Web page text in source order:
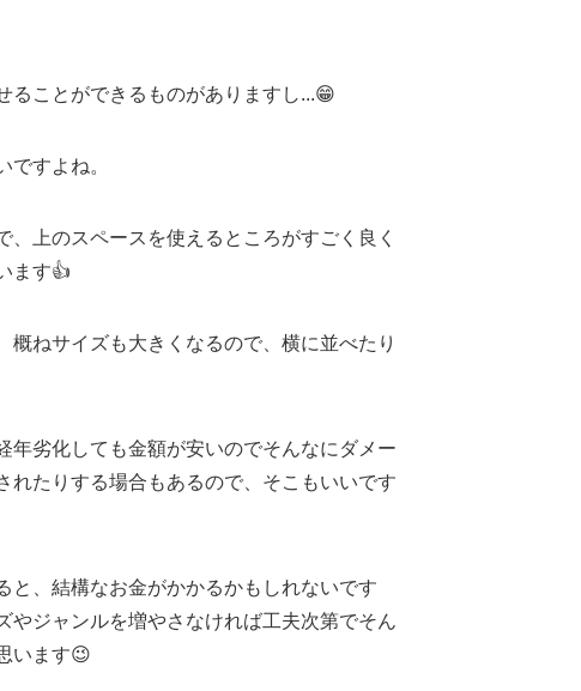
ることができるものがありますし...😁
すよね。
上のスペースを使えるところがすごく良く
ます👍
ねサイズも大きくなるので、横に並べたり
年劣化しても金額が安いのでそんなにダメー
れたりする場合もあるので、そこもいいです
と、結構なお金がかかるかもしれないです
やジャンルを増やさなければ工夫次第でそん
います😉